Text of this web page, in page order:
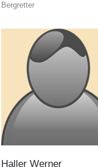
DIVENTARE
Bergretter
Haller Werner